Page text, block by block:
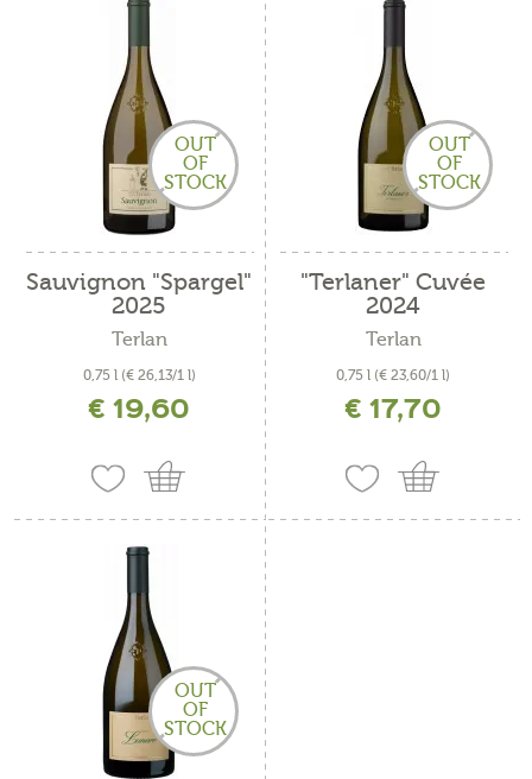
OUT
OF
STOCK
Sauvignon "Spargel"
2025
Terlan
0,75 l (€ 26,13/1 l)
€ 19,60
OUT
OF
STOCK
"Terlaner" Cuvée
2024
Terlan
0,75 l (€ 23,60/1 l)
€ 17,70
OUT
OF
STOCK